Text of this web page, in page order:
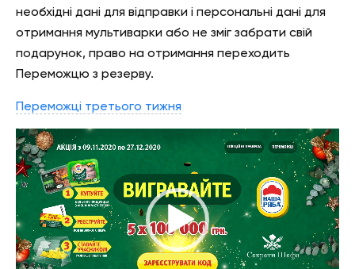
необхідні дані для відправки і персональні дані для
отримання мультиварки або не зміг забрати свій
подарунок, право на отримання переходить
Переможцю з резерву.
Переможці третього тижня
Відеопрогравач